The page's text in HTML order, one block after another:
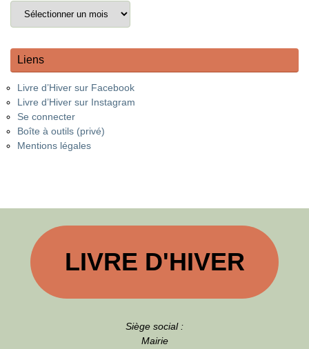
Liens
Livre d’Hiver sur Facebook
Livre d’Hiver sur Instagram
Se connecter
Boîte à outils (privé)
Mentions légales
LIVRE D'HIVER
Siège social :
Mairie